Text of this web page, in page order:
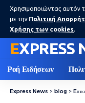
Χρησιμοποιώντας αυτόν
με την Πολιτική
Χρήσης των cookies.
EXPRESS
Ροή Ειδήσεων
Express News > blog >